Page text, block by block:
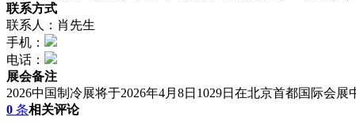
联系方式
联系人：肖先生
手机：
电话：
展会备注
2026中国制冷展将于2026年4月8日1029日在北京首都国际会展
0 条相关评论